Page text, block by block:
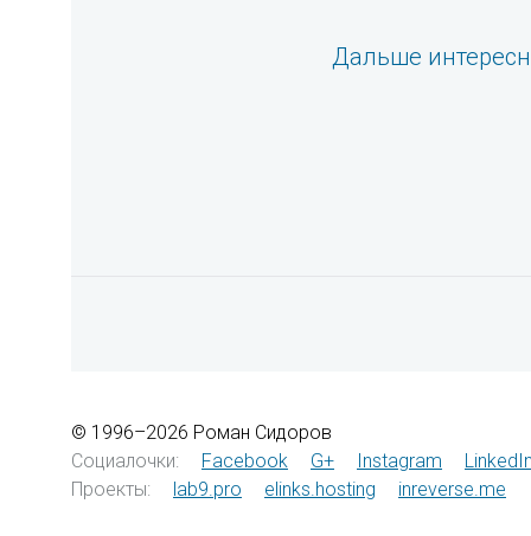
Дальше
© 1996–2026 Роман Сидоров
Социалочки:
Facebook G+ Instagram
Проекты:
lab9.pro elinks.hosting inreverse.me